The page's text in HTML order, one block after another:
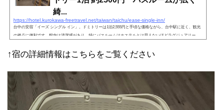
綺...
https://hotel.kurokawa-freetravel.net/taiwan/taichu/ease-single-inn/
台中の安宿「イーズ シングル イン」。ドミトリーは1泊2,555円と手頃な価格ながら、台中駅に近く、観光
の拠点に便利です。館内は清潔感があり、特にバスルームはホステルとは思えないほどラグジュアリー。
↑宿の詳細情報はこちらをご覧ください